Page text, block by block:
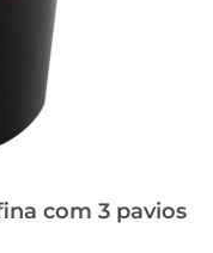
com 3 pavios